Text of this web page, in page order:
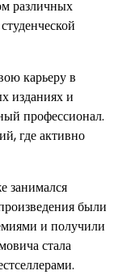
различных
карьеру в
изданиях и
профессионал.
где активно
занимался
были
и получили
стала